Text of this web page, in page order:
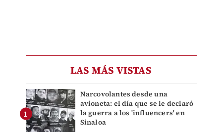
LAS MÁS VISTAS
Narcovolantes desde una
avioneta: el día que se le declaró
la guerra a los 'influencers' en
Sinaloa